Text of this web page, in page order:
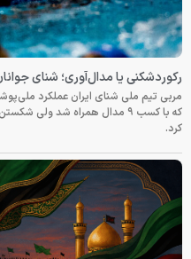
رکوردشکنی یا مدال‌آوری؛ شنای
مربی تیم ملی شنای ایران عملکرد
که با کسب ۹ مدال همراه شد ولی
کرد.